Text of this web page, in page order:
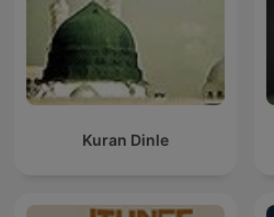
Kuran Dinle